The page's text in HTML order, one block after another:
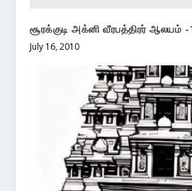
சூரக்குடி அக்னி வீரபத்திரர் ஆலயம் -
July 16, 2010